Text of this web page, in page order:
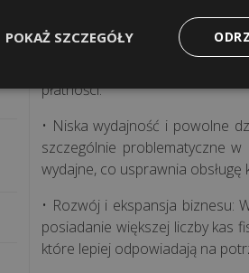
• Brak aktualnych funkcji i
przez najnowsze przepisy
czy też NIP klienta na
płatności.
• Niska wydajność i powolne
szczególnie problematyczne
wydajne, co usprawnia obsługę
• Rozwój i ekspansja biznesu:
posiadanie większej liczby kas
które lepiej odpowiadają na
POKAŻ SZCZEGÓŁY